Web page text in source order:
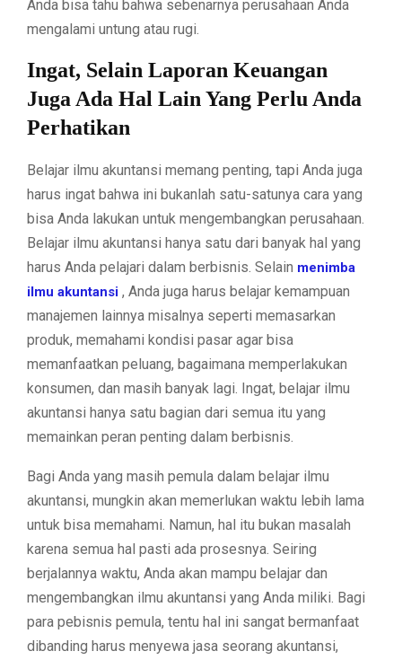
Anda bisa tahu bahwa sebenarnya perusahaan Anda
mengalami untung atau rugi.
Ingat, Selain Laporan Keuangan
Juga Ada Hal Lain Yang Perlu Anda
Perhatikan
Belajar ilmu akuntansi memang penting, tapi Anda juga
harus ingat bahwa ini bukanlah satu-satunya cara yang
bisa Anda lakukan untuk mengembangkan perusahaan.
Belajar ilmu akuntansi hanya satu dari banyak hal yang
harus Anda pelajari dalam berbisnis. Selain menimba
ilmu akuntansi , Anda juga harus belajar kemampuan
manajemen lainnya misalnya seperti memasarkan
produk, memahami kondisi pasar agar bisa
memanfaatkan peluang, bagaimana memperlakukan
konsumen, dan masih banyak lagi. Ingat, belajar ilmu
akuntansi hanya satu bagian dari semua itu yang
memainkan peran penting dalam berbisnis.
Bagi Anda yang masih pemula dalam belajar ilmu
akuntansi, mungkin akan memerlukan waktu lebih lama
untuk bisa memahami. Namun, hal itu bukan masalah
karena semua hal pasti ada prosesnya. Seiring
berjalannya waktu, Anda akan mampu belajar dan
mengembangkan ilmu akuntansi yang Anda miliki. Bagi
para pebisnis pemula, tentu hal ini sangat bermanfaat
dibanding harus menyewa jasa seorang akuntansi,